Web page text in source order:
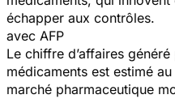
échapper aux contrôles.
avec AFP
Le chiffre d’affaires
médicaments est estimé
marché pharmaceutique